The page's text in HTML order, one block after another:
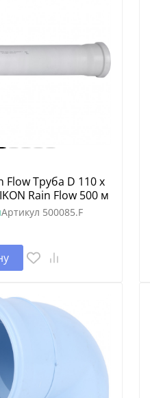
Flow Труба D 110 x
Rain Flow 500 м
Артикул 500085.F